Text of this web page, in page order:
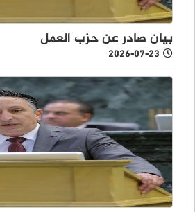
بيان صادر عن حزب العمل
2026-07-23